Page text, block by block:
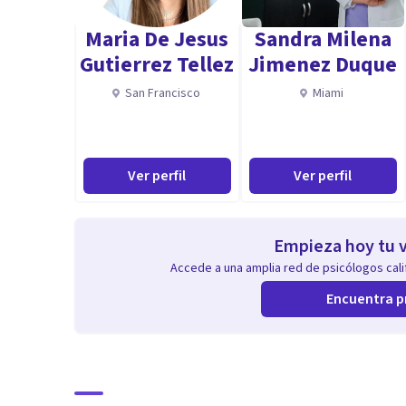
Maria De Jesus
Gutierrez Tellez
San Francisco
Ver perfil
Sandra Milena
Jimenez Duque
Miami
Ver perfil
Empieza hoy tu
Accede a una amplia red de psicólogos
Encuentra